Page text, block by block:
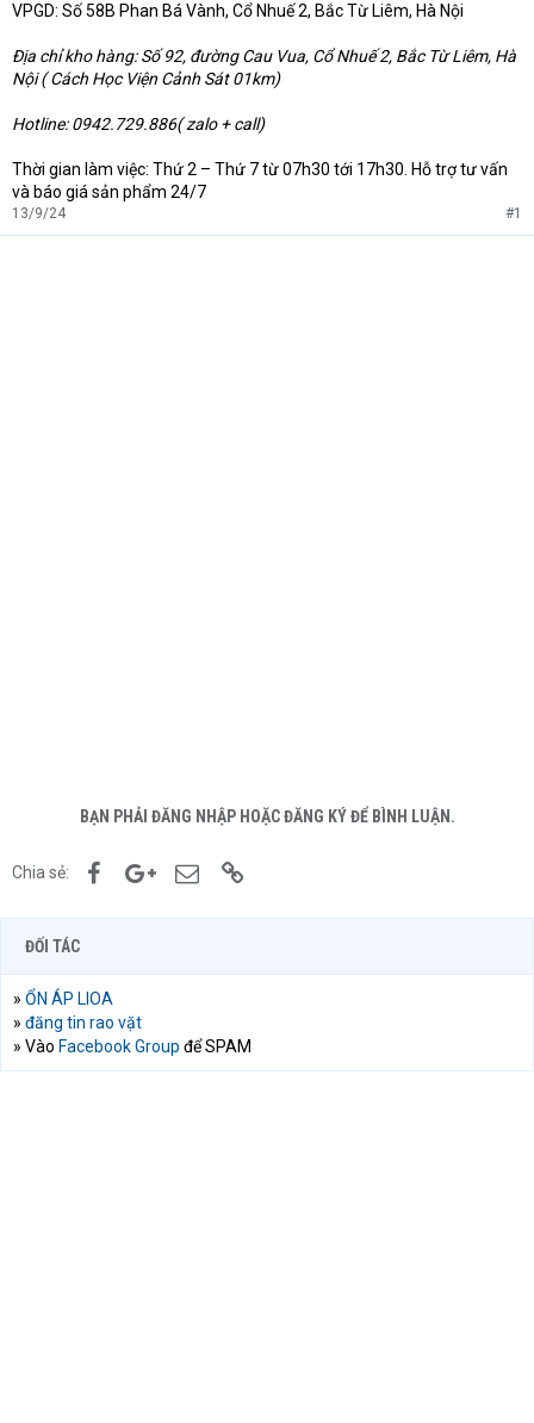
VPGD: Số 58B Phan Bá Vành, Cổ Nhuế 2, Bắc Từ Liêm, Hà Nội
Địa chỉ kho hàng: Số 92, đường Cau Vua, Cổ Nhuế 2, Bắc Từ Liêm, Hà
Nội ( Cách Học Viện Cảnh Sát 01km)
Hotline: 0942.729.886( zalo + call)
Thời gian làm việc: Thứ 2 – Thứ 7 từ 07h30 tới 17h30. Hỗ trợ tư vấn
và báo giá sản phẩm 24/7
13/9/24 #1
BẠN PHẢI ĐĂNG NHẬP HOẶC ĐĂNG KÝ ĐỂ BÌNH LUẬN.
Chia sẻ: FacebookGoogle+Email
ĐỐI TÁC
» ỔN ÁP LIOA
» đăng tin rao vặt
» Vào Facebook Group để SPAM